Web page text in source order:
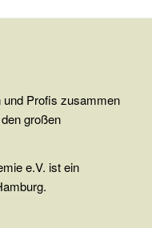
und Profis zusammen
großen
e.V. ist ein